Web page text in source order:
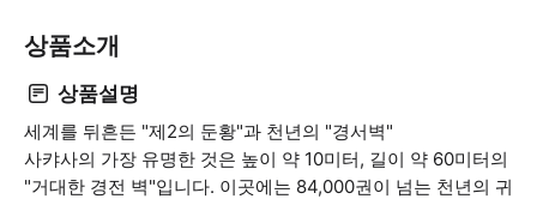
상품소개
상품설명
세계를 뒤흔든 "제2의 둔황"과 천년의 "경서벽"
사캬사의 가장 유명한 것은 높이 약 10미터, 길이 약 60미터의
"거대한 경전 벽"입니다. 이곳에는 84,000권이 넘는 천년의 귀